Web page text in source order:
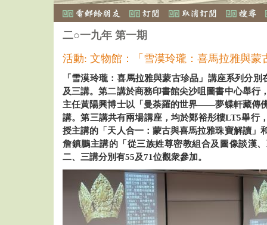
二○一九年 第一期
活動: 文物館：「雪漠玲瓏：喜馬拉雅與蒙
「雪漠玲瓏：喜馬拉雅與蒙古珍品」講座系列分
及三講。第二講於商務印書館尖沙咀圖書中心舉行
主任黃陽興博士以「曼荼羅的世界——夢蝶軒藏傳
講。第三講共有兩場講座，均於鄭裕彤樓LT5舉行
授主講的「天人合一：蒙古與喜馬拉雅珠寶解讀」
詹鎮鵬主講的「從三族姓尊密教組合及圖像談漢
二、三講分別有55及71位觀衆參加。